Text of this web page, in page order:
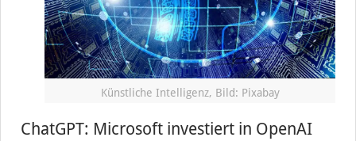
Künstliche Intelligenz, Bild: Pixabay
ChatGPT: Microsoft investiert in OpenAI